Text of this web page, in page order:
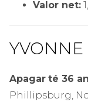
Valor net:
Apagar té 36
Phillipsburg,